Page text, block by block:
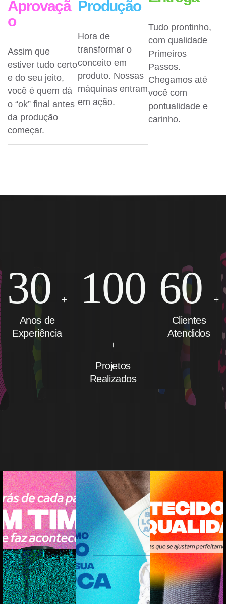
Aprovaçã
o
Assim que
estiver tudo certo
e do seu jeito,
você é quem dá
o “ok” final antes
da produção
começar.
Produção
Hora de
transformar o
conceito em
produto. Nossas
máquinas entram
em ação.
Tudo prontinho,
com qualidade
Primeiros
Passos.
Chegamos até
você com
pontualidade e
carinho.
30
+
Anos de
Experiência
100
+
Projetos
Realizados
60
+
Clientes
Atendidos